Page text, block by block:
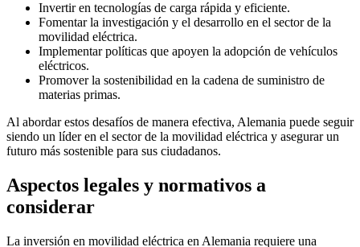
Invertir en tecnologías de carga rápida y eficiente.
Fomentar la investigación y el desarrollo en el sector de la
movilidad eléctrica.
Implementar políticas que apoyen la adopción de vehículos
eléctricos.
Promover la sostenibilidad en la cadena de suministro de
materias primas.
Al abordar estos desafíos de manera efectiva, Alemania puede seguir
siendo un líder en el sector de la movilidad eléctrica y asegurar un
futuro más sostenible para sus ciudadanos.
Aspectos legales y normativos a
considerar
La inversión en movilidad eléctrica en Alemania requiere una